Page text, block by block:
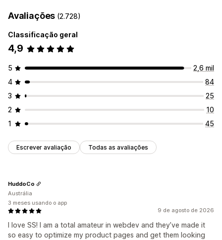
Avaliações (2.728)
Classificação geral
4,9
5
2,6 mil
4
84
3
25
2
10
1
45
Escrever avaliação Todas as avaliações
9 de agosto de 2026
I love SS! I am a total amateur in webdev and they’ve made it
so easy to optimize my product pages and get them looking
HuddoCo
Austrália
3 meses usando o app